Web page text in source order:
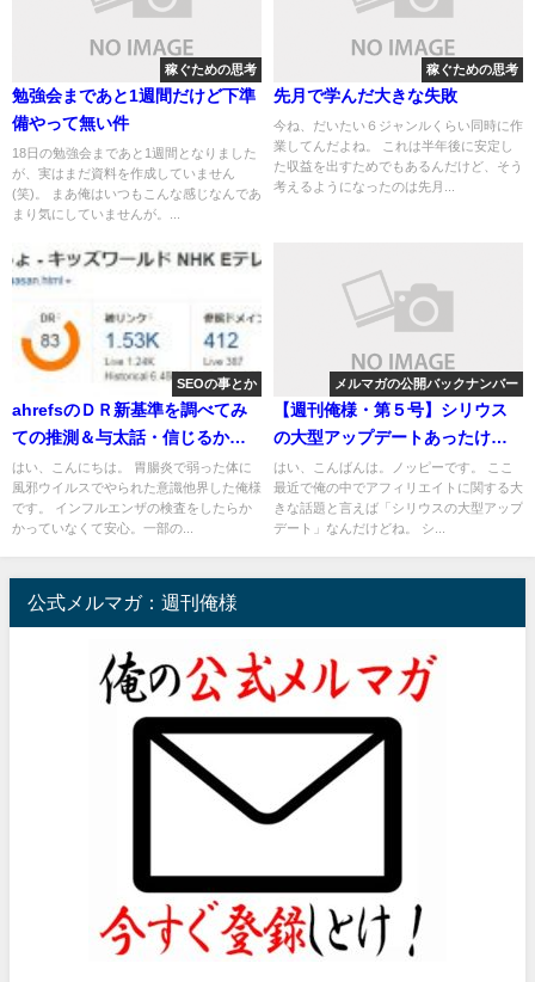
稼ぐための思考
勉強会まであと1週間だけど下準
備やって無い件
18日の勉強会まであと1週間となりました
が、実はまだ資料を作成していません
(笑)。 まあ俺はいつもこんな感じなんであ
まり気にしていませんが。...
稼ぐための思考
先月で学んだ大きな失敗
今ね、だいたい６ジャンルくらい同時に作
業してんだよね。 これは半年後に安定し
た収益を出すためでもあるんだけど、そう
考えるようになったのは先月...
SEOの事とか
ahrefsのＤＲ新基準を調べてみ
ての推測＆与太話・信じるか信
じないかはアナタ次第
はい、こんにちは。 胃腸炎で弱った体に
風邪ウイルスでやられた意識他界した俺様
です。 インフルエンザの検査をしたらか
かっていなくて安心。一部の...
メルマガの公開バックナンバー
【週刊俺様・第５号】シリウス
の大型アップデートあったけど
半分も使いこなせてない件
はい、こんばんは。ノッピーです。 ここ
最近で俺の中でアフィリエイトに関する大
きな話題と言えば「シリウスの大型アップ
デート」なんだけどね。 シ...
公式メルマガ：週刊俺様